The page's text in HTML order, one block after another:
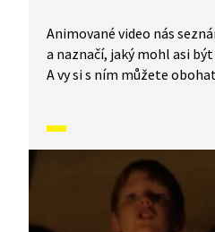
Animované video nás
a naznačí, jaký mohl asi
A vy si s ním můžete
naučíme písničku Půjdem